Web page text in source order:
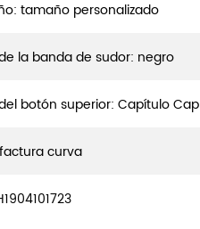
tamaño personalizado
la banda de sudor: negro
botón superior: Capítulo Cap
curva